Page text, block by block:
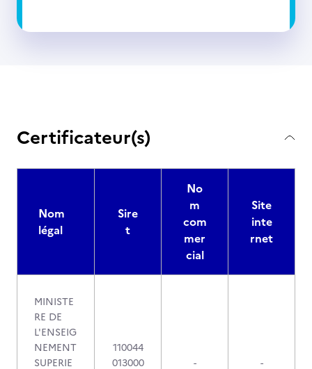
Certificateur(s)
Nom
légal
Sire
t
No
m
com
mer
cial
Site
inte
rnet
MINISTE
RE DE
L'ENSEIG
NEMENT
SUPERIE
110044
013000
- -